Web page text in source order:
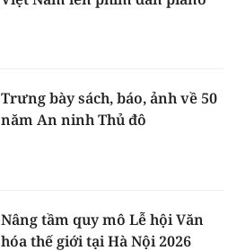
Trưng bày sách, báo, ảnh về 50
năm An ninh Thủ đô
Nâng tầm quy mô Lễ hội Văn
hóa thế giới tại Hà Nội 2026